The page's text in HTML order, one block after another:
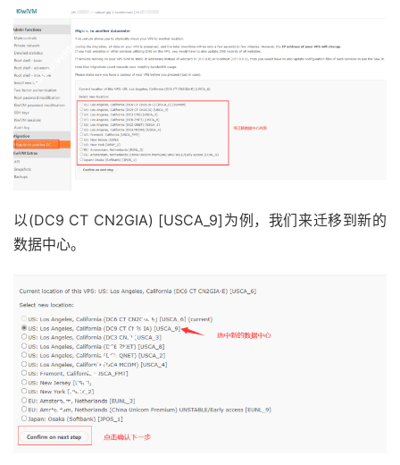
以(DC9 CT CN2GIA) [USCA_9]为例，我们来迁移到新的
数据中心。